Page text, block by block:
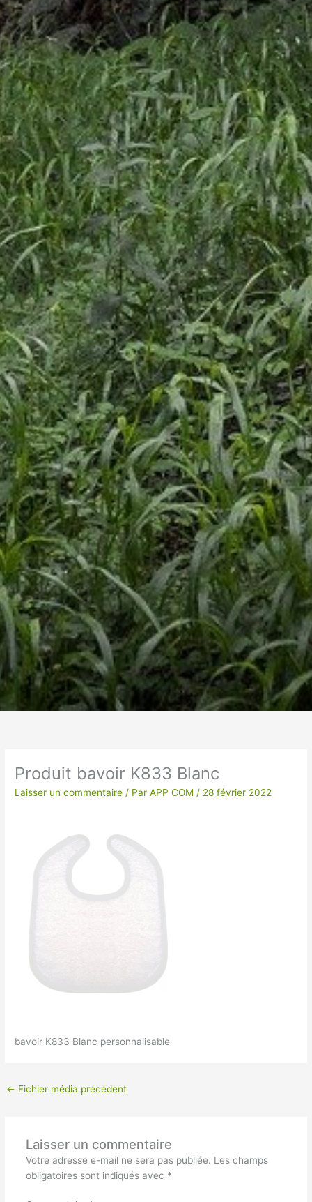
VÊTEMENTS ET OBJETS À
Produit bavoir K833 Blanc
Laisser un commentaire / ParAPP COM/ 28 février 2022
bavoir K833 Blanc personnalisable
← Fichier média précédent
Laisser un commentaire
Votre adresse e-mail ne sera pas publiée. Les champs
obligatoires sont indiqués avec *